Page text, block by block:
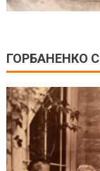
ГОРБАНЕНКО